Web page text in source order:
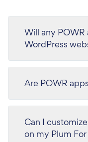
Will any
WordPress
Are POWR
Can I
on my Plum